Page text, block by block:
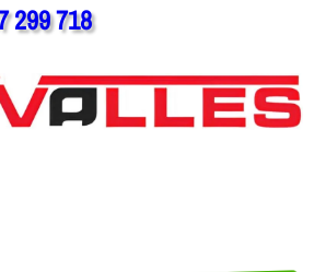
299 718